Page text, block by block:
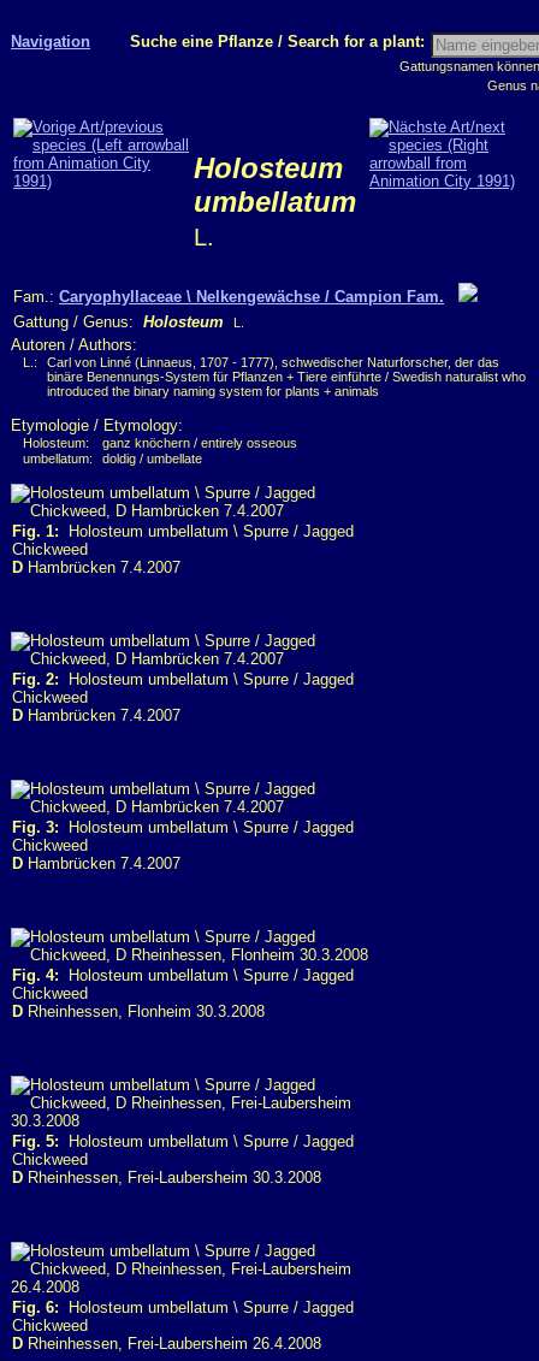
Navigation Suche eine Pflanze / Search for a plant:
Gattungsnamen
Genus
Holosteum
umbellatum
L.
Fam.: Caryophyllaceae \ Nelkengewächse / Campion Fam.
Gattung / Genus: Holosteum L.
Autoren / Authors:
L.:
Carl von Linné (Linnaeus, 1707 - 1777), schwedischer Naturforscher, der das
binäre Benennungs-System für Pflanzen + Tiere einführte / Swedish naturalist who
introduced the binary naming system for plants + animals
Etymologie / Etymology:
Holosteum:
ganz knöchern / entirely osseous
umbellatum:
doldig / umbellate
Fig. 1: Holosteum umbellatum \ Spurre / Jagged
Chickweed
D Hambrücken 7.4.2007
Fig. 2: Holosteum umbellatum \ Spurre / Jagged
Chickweed
D Hambrücken 7.4.2007
Fig. 3: Holosteum umbellatum \ Spurre / Jagged
Chickweed
D Hambrücken 7.4.2007
Fig. 4: Holosteum umbellatum \ Spurre / Jagged
Chickweed
D Rheinhessen, Flonheim 30.3.2008
Fig. 5: Holosteum umbellatum \ Spurre / Jagged
Chickweed
D Rheinhessen, Frei-Laubersheim 30.3.2008
Fig. 6: Holosteum umbellatum \ Spurre / Jagged
Chickweed
D Rheinhessen, Frei-Laubersheim 26.4.2008